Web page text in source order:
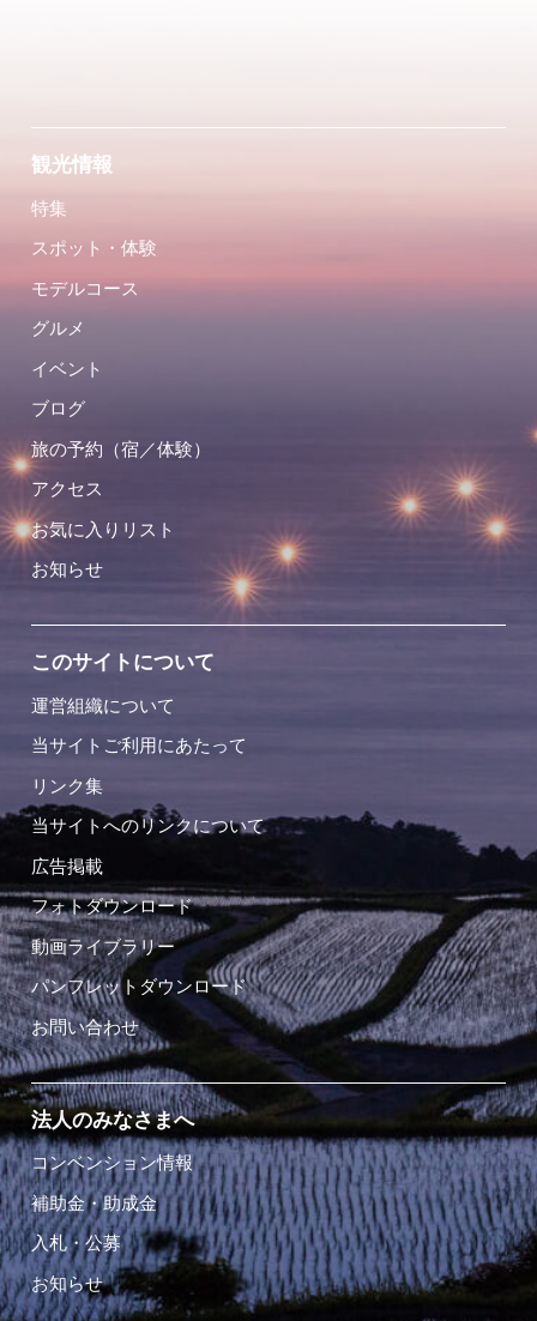
観光情報
特集
スポット・体験
モデルコース
グルメ
イベント
ブログ
旅の予約（宿／体験）
アクセス
お気に入りリスト
お知らせ
このサイトについて
運営組織について
当サイトご利用にあたって
リンク集
当サイトへのリンクについて
広告掲載
フォトダウンロード
動画ライブラリー
パンフレットダウンロード
お問い合わせ
法人のみなさまへ
コンベンション情報
補助金・助成金
入札・公募
お知らせ